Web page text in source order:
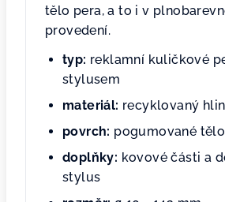
tělo pera, a to i v
provedení.
typ: reklamní kuličkové
stylusem
materiál: recyklovaný
povrch: pogumované tělo
doplňky: kovové části a
stylus